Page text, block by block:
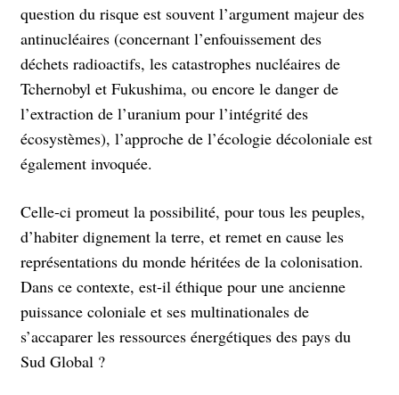
question du risque est souvent l’argument majeur des
antinucléaires (concernant l’enfouissement des
déchets radioactifs, les catastrophes nucléaires de
Tchernobyl et Fukushima, ou encore le danger de
l’extraction de l’uranium pour l’intégrité des
écosystèmes), l’approche de l’écologie décoloniale est
également invoquée.
Celle-ci promeut la possibilité, pour tous les peuples,
d’habiter dignement la terre, et remet en cause les
représentations du monde héritées de la colonisation.
Dans ce contexte, est-il éthique pour une ancienne
puissance coloniale et ses multinationales de
s’accaparer les ressources énergétiques des pays du
Sud Global ?